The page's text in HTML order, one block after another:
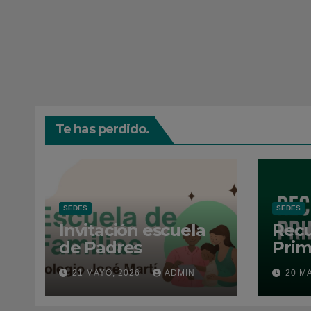
Te has perdido.
SEDES
Invitación escuela
de Padres
21 MAYO, 2026 ADMIN
SEDES
2026
20